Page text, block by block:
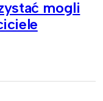
mogli